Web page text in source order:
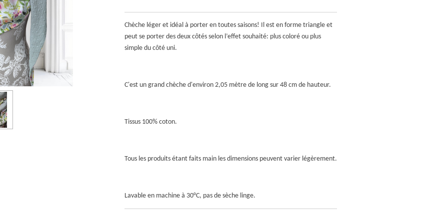
Chèche léger et idéal à porter en toutes saisons! Il est en forme triangle et
peut se porter des deux côtés selon l’effet souhaité: plus coloré ou plus
simple du côté uni.
C'est un grand chèche d'environ 2,05 mètre de long sur 48 cm de hauteur.
Tissus 100% coton.
Tous les produits étant faits main les dimensions peuvent varier légèrement.
Lavable en machine à 30°C, pas de sèche linge.